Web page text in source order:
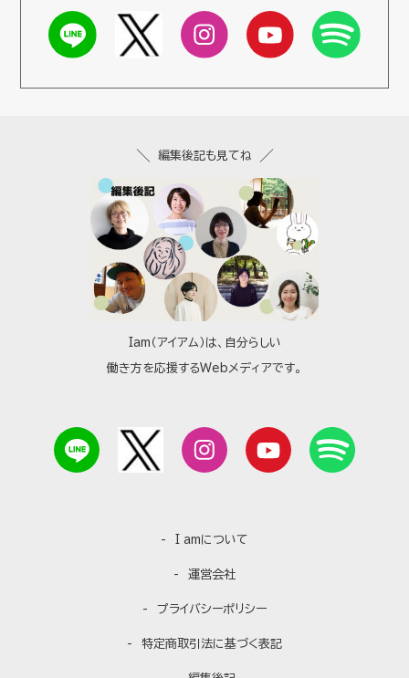
Iam（アイアム）は、自分らしい
働き方を応援するWebメディアです。
I amについて
運営会社
プライバシーポリシー
特定商取引法に基づく表記
編集後記も見てね